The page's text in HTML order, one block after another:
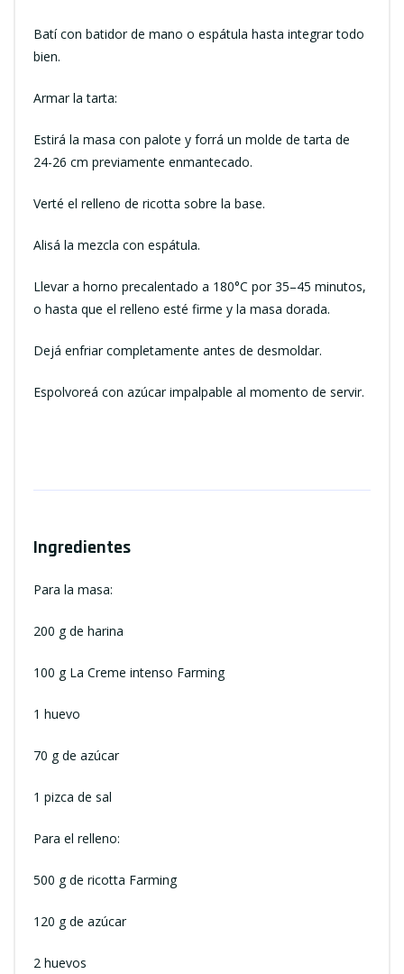
Batí con batidor de mano o espátula hasta integrar todo
bien.
Armar la tarta:
Estirá la masa con palote y forrá un molde de tarta de
24-26 cm previamente enmantecado.
Verté el relleno de ricotta sobre la base.
Alisá la mezcla con espátula.
Llevar a horno precalentado a 180°C por 35–45 minutos,
o hasta que el relleno esté firme y la masa dorada.
Dejá enfriar completamente antes de desmoldar.
Espolvoreá con azúcar impalpable al momento de servir.
Ingredientes
Para la masa:
200 g de harina
100 g La Creme intenso Farming
1 huevo
70 g de azúcar
1 pizca de sal
Para el relleno:
500 g de ricotta Farming
120 g de azúcar
2 huevos